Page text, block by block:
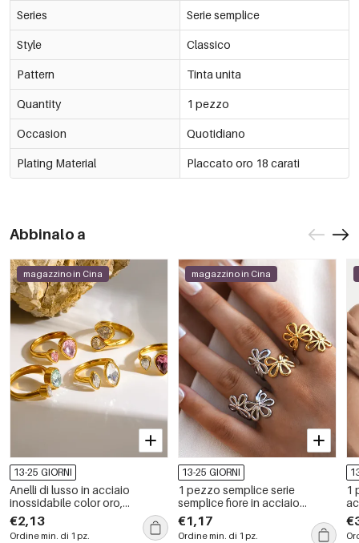
Series Serie semplice
Style Classico
Pattern Tinta unita
Quantity 1 pezzo
Occasion Quotidiano
Plating Material Placcato oro 18 carati
Abbinalo a
magazzino in Cina
13-25 GIORNI
Anelli di lusso in acciaio
inossidabile color oro,
impermeabili, con pietre
preziose.
€2,13
Ordine min. di 1 pz.
magazzino in Cina
13-25 GIORNI
1 pezzo semplice serie
semplice fiore in acciaio
inossidabile impermeabile
color oro anelli dichiarazione
€1,17
Ordine min. di 1 pz.
1